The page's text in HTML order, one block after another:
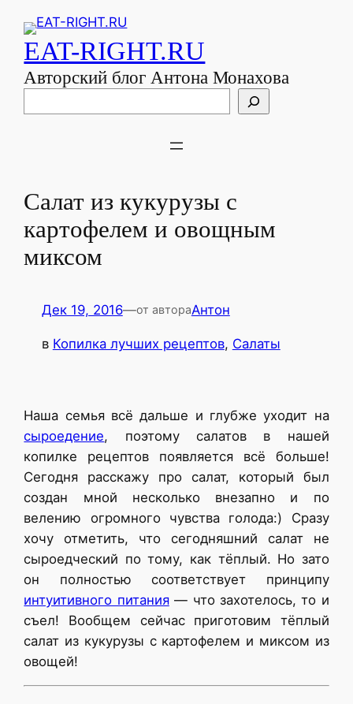
EAT-RIGHT.RU
Авторский блог Антона Монахова
Салат из кукурузы с
картофелем и овощным
миксом
Дек 19, 2016—от автораАнтон
в Копилка лучших рецептов, Салаты
Наша семья всё дальше и глубже уходит на
сыроедение, поэтому салатов в нашей
копилке рецептов появляется всё больше!
Сегодня расскажу про салат, который был
создан мной несколько внезапно и по
велению огромного чувства голода:) Сразу
хочу отметить, что сегодняшний салат не
сыроедческий по тому, как тёплый. Но зато
он полностью соответствует принципу
интуитивного питания— что захотелось, то и
съел! Вообщем сейчас приготовим тёплый
салат из кукурузы с картофелем и миксом из
овощей!